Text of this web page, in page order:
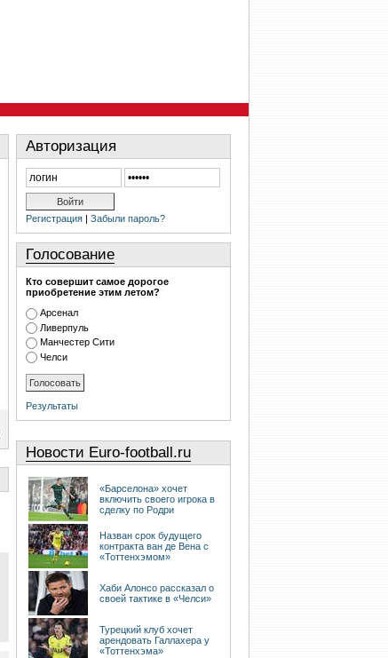
Авторизация
Регистрация | Забыли пароль?
Голосование
Кто совершит самое дорогое
приобретение этим летом?
Арсенал
Ливерпуль
Манчестер Сити
Челси
Результаты
Новости Euro-football.ru
«Барселона» хочет
включить своего игрока в
сделку по Родри
Назван срок будущего
контракта ван де Вена с
«Тоттенхэмом»
Хаби Алонсо рассказал о
своей тактике в «Челси»
Турецкий клуб хочет
арендовать Галлахера у
«Тоттенхэма»